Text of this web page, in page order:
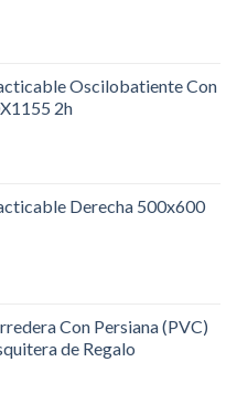
Oscilobatiente Con
2h
Derecha 500x600
Con Persiana (PVC)
de Regalo